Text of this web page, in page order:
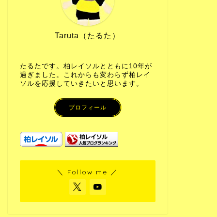
Taruta（たるた）
たるたです。柏レイソルとともに10年が
過ぎました。これからも変わらず柏レイ
ソルを応援していきたいと思います。
プロフィール
＼ Follow me ／